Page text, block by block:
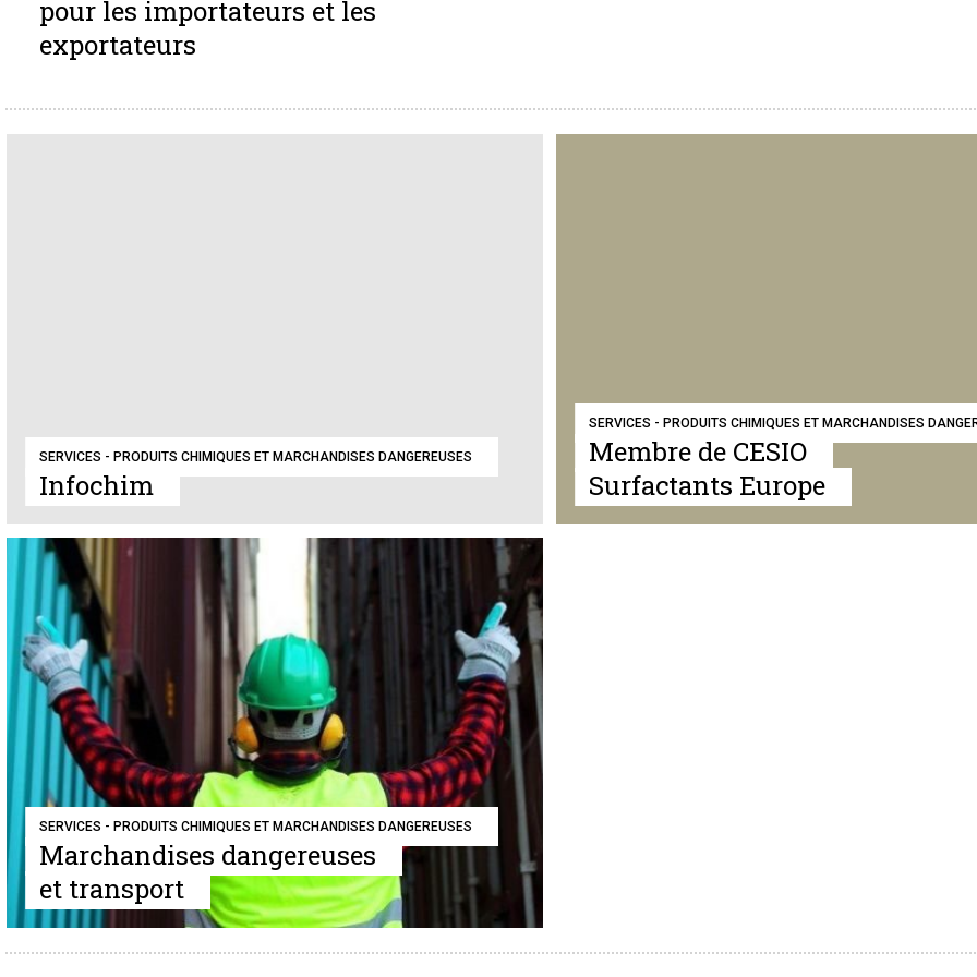
pour les importateurs et les
exportateurs
SERVICES - PRODUITS CHIMIQUES ET MARCHANDISES DANGEREUSES
Infochim
SERVICES - PRODUITS CHIMIQUES ET MARCHANDISES
Membre de CESIO
Surfactants Europe
SERVICES - PRODUITS CHIMIQUES ET MARCHANDISES DANGEREUSES
Marchandises dangereuses
et transport